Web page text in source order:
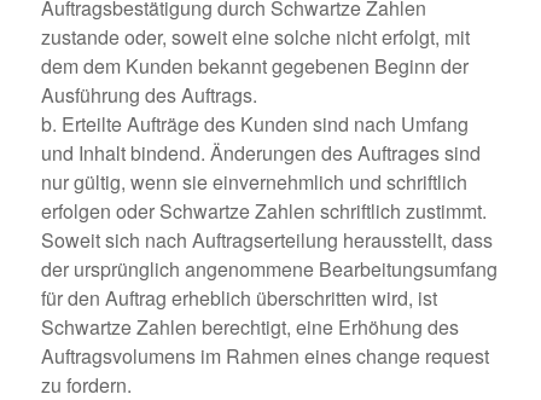
Auftragsbestätigung durch Schwartze Zahlen
zustande oder, soweit eine solche nicht erfolgt, mit
dem dem Kunden bekannt gegebenen Beginn der
Ausführung des Auftrags.
b. Erteilte Aufträge des Kunden sind nach Umfang
und Inhalt bindend. Änderungen des Auftrages sind
nur gültig, wenn sie einvernehmlich und schriftlich
erfolgen oder Schwartze Zahlen schriftlich zustimmt.
Soweit sich nach Auftragserteilung herausstellt, dass
der ursprünglich angenommene Bearbeitungsumfang
für den Auftrag erheblich überschritten wird, ist
Schwartze Zahlen berechtigt, eine Erhöhung des
Auftragsvolumens im Rahmen eines change request
zu fordern.